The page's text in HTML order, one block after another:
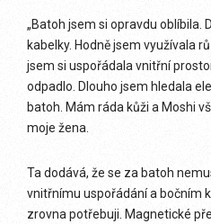
„Batoh jsem si opravdu oblíbila.
kabelky. Hodně jsem využívala
jsem si uspořádala vnitřní
odpadlo. Dlouho jsem hledala
batoh. Mám ráda kůži a Moshi
moje žena.
Ta dodává, že se za batoh
vnitřnímu uspořádání a bočním
zrovna potřebuji. Magnetické